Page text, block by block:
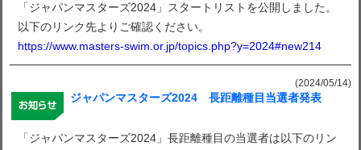
「ジャパンマスターズ2024」スタートリストを公開しました。
以下のリンク先よりご確認ください。
https://www.masters-swim.or.jp/topics.php?y=2024#new214
(2024/05/14)
ジャパンマスターズ2024 長距離種目当選者発表
「ジャパンマスターズ2024」長距離種目の当選者は以下のリン